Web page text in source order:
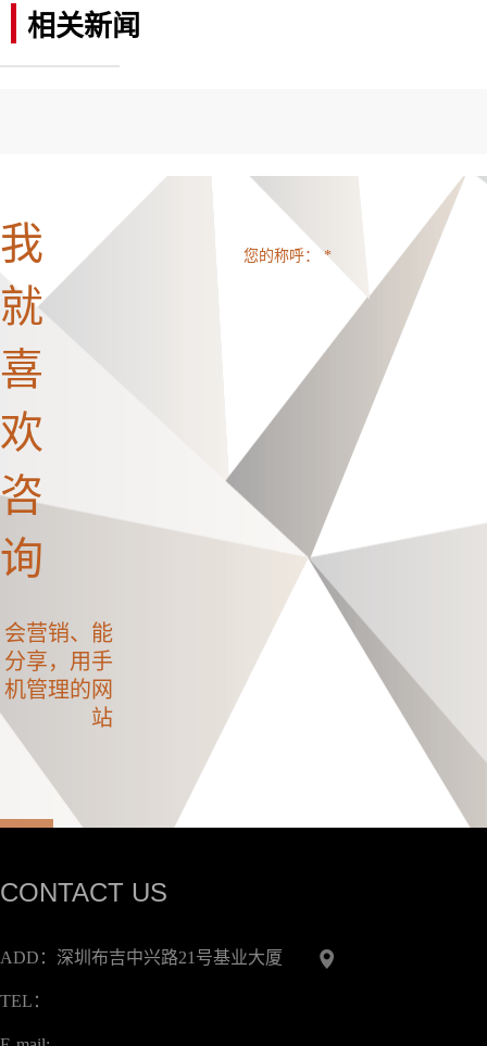
相关新闻
我
就
喜
欢
咨
询
会营销、能
分享，用手
机管理的网
站
您的称呼： *
CONTACT US
ADD：深圳布吉中兴路21号基业大厦
TEL：